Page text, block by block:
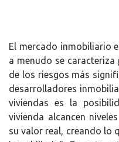
El mercado inmobiliario
a menudo se
de los riesgos más
desarrolladores
viviendas es la
vivienda alcancen
su valor real, creando lo